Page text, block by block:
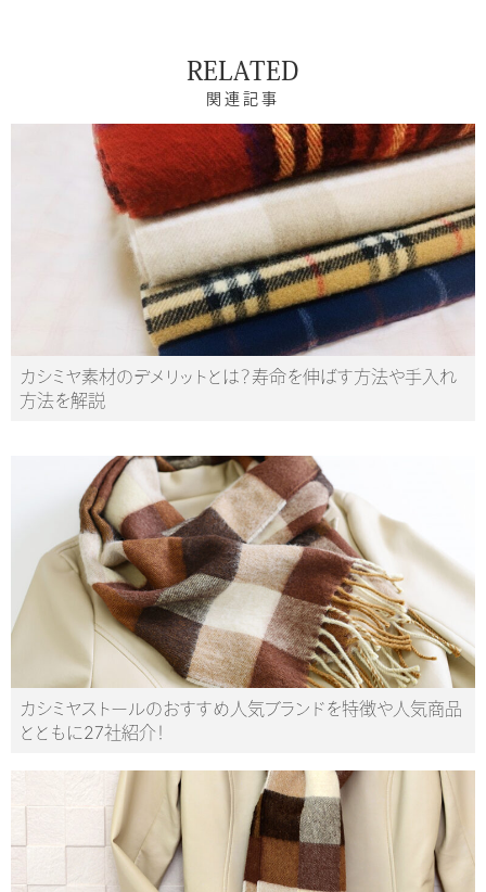
RELATED
関連記事
カシミヤ素材のデメリットとは？寿命を伸ばす方法や手入れ
方法を解説
カシミヤストールのおすすめ人気ブランドを特徴や人気商品
とともに27社紹介！